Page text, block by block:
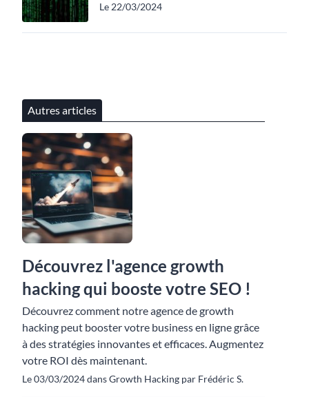
Le 22/03/2024
Autres articles
Découvrez l'agence growth
hacking qui booste votre SEO !
Découvrez comment notre agence de growth
hacking peut booster votre business en ligne grâce
à des stratégies innovantes et efficaces. Augmentez
votre ROI dès maintenant.
Le 03/03/2024 dans Growth Hacking par Frédéric S.